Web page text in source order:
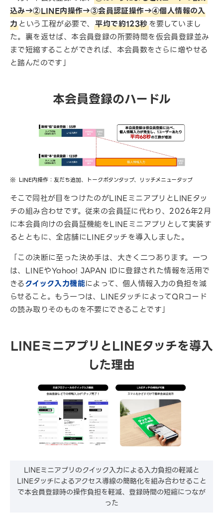
込み→②LINE内操作→③会員認証操作→④個人情報の入
力という工程が必要で、平均で約123秒を要していまし
た。裏を返せば、本会員登録の所要時間を仮会員登録並み
まで短縮することができれば、本会員数をさらに増やせる
と踏んだのです」
本会員登録のハードル
LINE内操作：友だち追加、トークボタンタップ、リッチメニュータップ
そこで同社が目をつけたのがLINEミニアプリとLINEタッ
チの組み合わせです。従来の会員証に代わり、2026年2月
に本会員向けの会員証機能をLINEミニアプリとして実装す
るとともに、全店舗にLINEタッチを導入しました。
「この決断に至った決め手は、大きく二つあります。一つ
は、LINEやYahoo! JAPAN IDに登録された情報を活用で
きるクイック入力機能によって、個人情報入力の負担を減
らせること。もう一つは、LINEタッチによってQRコード
の読み取りそのものを不要にできることです」
LINEミニアプリとLINEタッチを導入
した理由
LINEミニアプリのクイック入力による入力負担の軽減と
LINEタッチによるアクセス導線の簡略化を組み合わせること
で本会員登録時の操作負担を軽減、登録時間の短縮につなが
った